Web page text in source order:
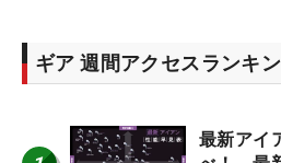
ギア 週間アクセスランキ
最新アイ